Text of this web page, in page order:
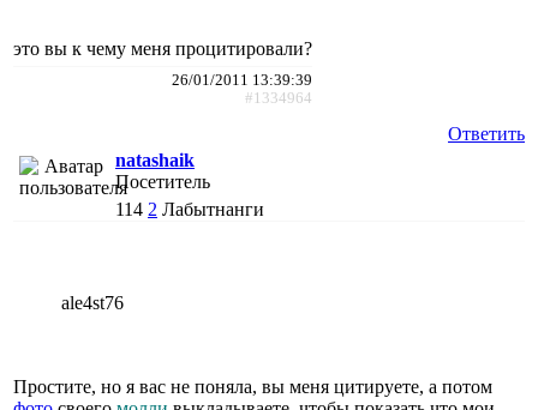
это вы к чему меня процитировали?
26/01/2011 13:39:39
#1334964
Ответить
natashaik
Посетитель
114 2 Лабытнанги
ale4st76
Простите, но я вас не поняла, вы меня цитируете, а потом